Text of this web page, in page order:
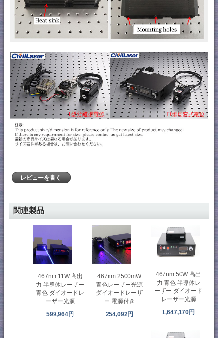
レビューを書く
関連製品
467nm 11W 高出
力 半導体レーザー
青色 ダイオードレ
ーザー光源
599,964円
467nm 2500mW
青色レーザー光源
ダイオードレーザ
ー 電源付き
254,092円
467nm 50W 高出
力 青色 半導体レ
ーザー ダイオード
レーザー光源
1,647,170円